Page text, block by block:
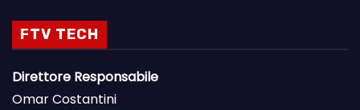
FTV TECH
Direttore Responsabile
Omar Costantini